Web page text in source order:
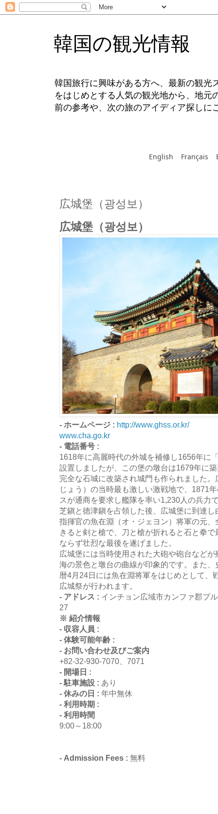
韓国の観光情報
韓国旅行に興味がある方へ、最新の観光
をはじめとする人気の観光地から、地
前の参考や、次の旅のアイディア探しに
English Français
広城堡（광성보）
広城堡（광성보）
- ホームページ : http://www.ghss.or.kr/
www.cha.go.kr
- 電話番号 :
1618年に高麗時代の外城を補修し1656年に
設置しましたが、この堡の墩台は1679年に
完全な石城に改築され城門も作られました
じょう）の当時最も激しい激戦地で、1871
スが通商を要求し艦隊を率い1,230人の兵力
芝鎭と徳津鎭を占領した後、広城堡に到達
指揮官の魚在淵（オ・ジェヨン）将軍の元
きると剣と槍で、刀と槍が折れると石と拳
ならず壮烈な最後を遂げました。
広城堡には当時使用された大砲や砲台など
海の景色と墩台の曲線が印象的です。また
暦4月24日には魚在淵将軍をはじめとして、
広城祭が行われます。
- アドレス : インチョン広域市カンファ郡プ
27
※ 紹介情報
- 収容人員 :
- 体験可能年齢 :
- お問い合わせ及びご案内
+82-32-930-7070、7071
- 開場日 :
- 駐車施設 : あり
- 休みの日 : 年中無休
- 利用時期 :
- 利用時間
9:00～18:00
- Admission Fees : 無料